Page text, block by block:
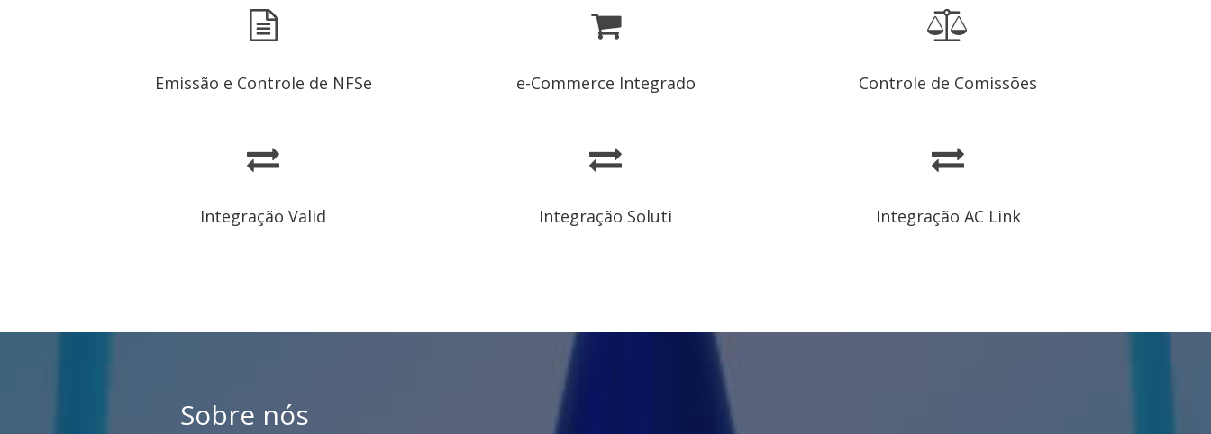
Emissão e Controle de NFSe e-Commerce Integrado Controle de Comissões
Integração Valid Integração Soluti Integração AC Link
Sobre nós